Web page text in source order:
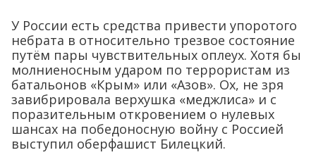
У России есть средства привести упоротого
небрата в относительно трезвое состояние
путём пары чувствительных оплеух. Хотя бы
молниеносным ударом по террористам из
батальонов «Крым» или «Азов». Ох, не зря
завибрировала верхушка «меджлиса» и с
поразительным откровением о нулевых
шансах на победоносную войну с Россией
выступил оберфашист Билецкий.